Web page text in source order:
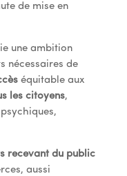
de mise en
une ambition
nécessaires de
équitable aux
les citoyens,
recevant du public
aussi